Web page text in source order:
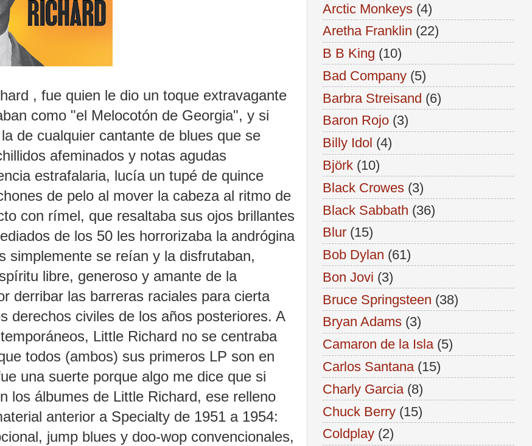
, fue quien le dio un toque extravagante
como "el Melocotón de Georgia", y si
de cualquier cantante de blues que se
afeminados y notas agudas
estrafalaria, lucía un tupé de quince
de pelo al mover la cabeza al ritmo de
con rímel, que resaltaba sus ojos brillantes
de los 50 les horrorizaba la andrógina
simplemente se reían y la disfrutaban,
libre, generoso y amante de la
derribar las barreras raciales para cierta
derechos civiles de los años posteriores. A
Little Richard no se centraba
todos (ambos) sus primeros LP son en
una suerte porque algo me dice que si
los álbumes de Little Richard, ese relleno
anterior a Specialty de 1951 a 1954:
jump blues y doo-wop convencionales,
Arctic Monkeys (4)
Aretha Franklin (22)
B B King (10)
Bad Company (5)
Barbra Streisand (6)
Baron Rojo (3)
Billy Idol (4)
Björk (10)
Black Crowes (3)
Black Sabbath (36)
Blur (15)
Bob Dylan (61)
Bon Jovi (3)
Bruce Springsteen (38)
Bryan Adams (3)
Camaron de la Isla (5)
Carlos Santana (15)
Charly Garcia (8)
Chuck Berry (15)
Coldplay (2)